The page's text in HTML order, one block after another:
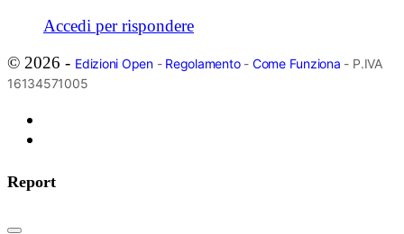
Accedi per rispondere
© 2026 - Edizioni Open- Regolamento- Come Funziona - P.IVA
16134571005
Report